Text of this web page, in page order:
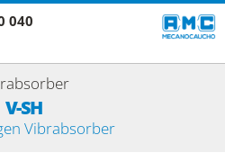
040
V-SH
Vibrabsorber